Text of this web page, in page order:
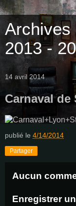
Archives
2013 -
14 avril 2014
Carnaval de
publié le 4/14/2014
Partager
Aucun
Enregistrer